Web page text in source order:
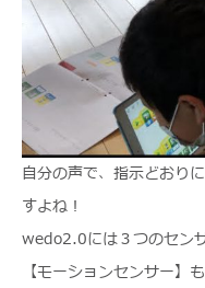
自分の声で、指示どおり
すよね！
wedo2.0には３つのセン
【モーションセンサー】